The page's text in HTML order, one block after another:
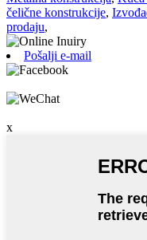
čelične konstrukcije,
prodaju,
Pošalji e-mail
x